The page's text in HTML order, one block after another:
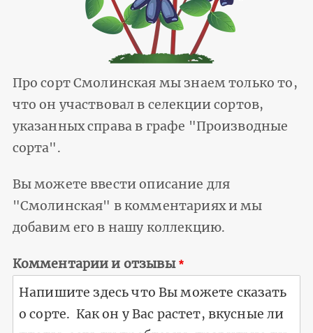
Про сорт Смолинская мы знаем только то,
что он участвовал в селекции сортов,
указанных справа в графе "Производные
сорта".
Вы можете ввести описание для
"Смолинская" в комментариях и мы
добавим его в нашу коллекцию.
Комментарии и отзывы